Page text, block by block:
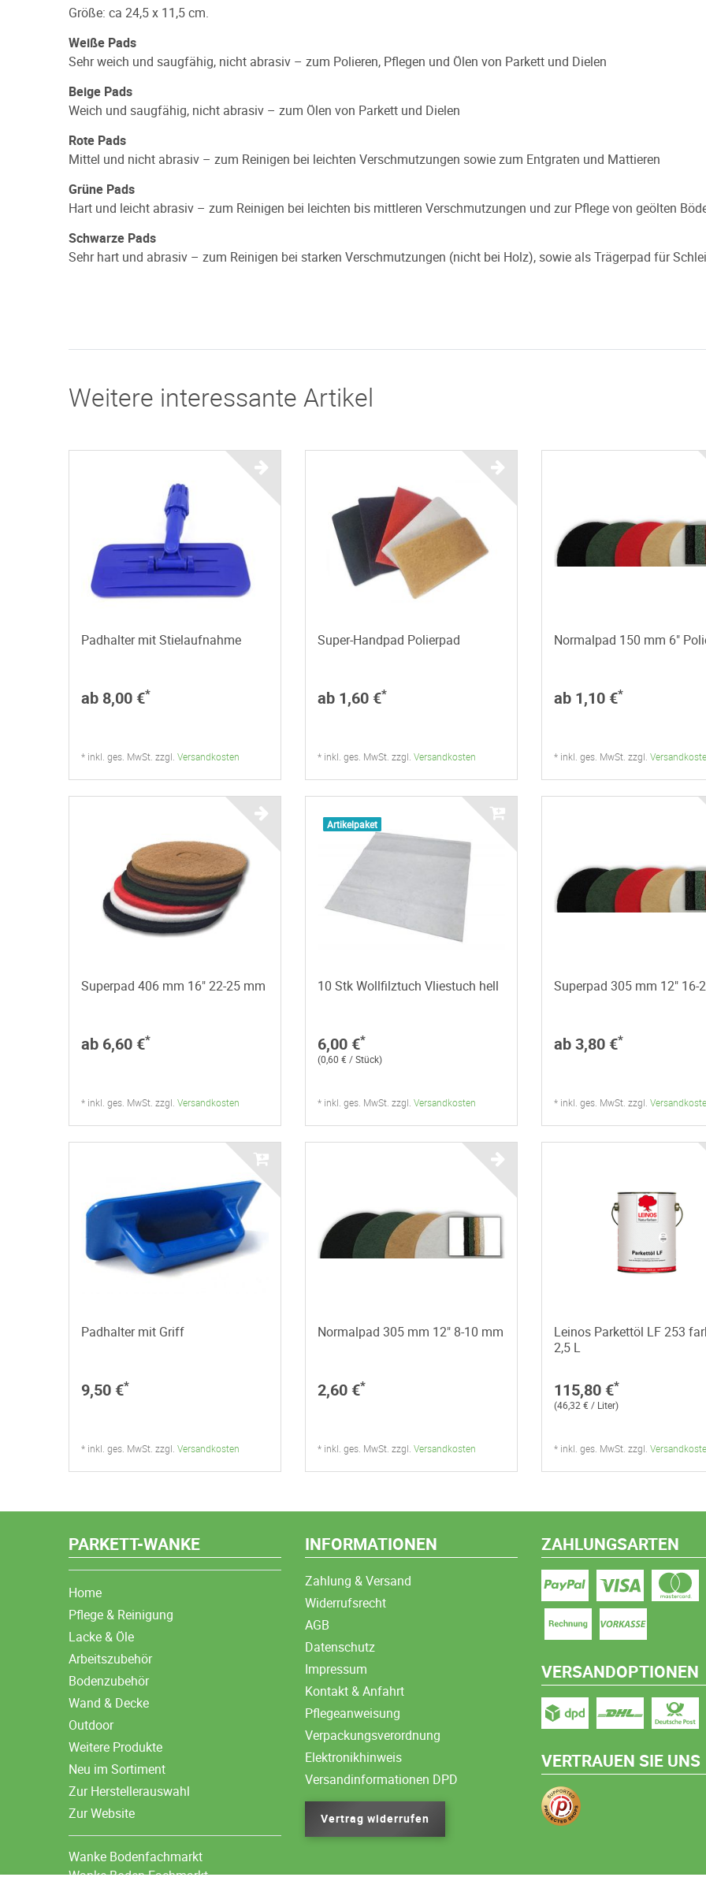
Größe: ca 24,5 x 11,5 cm.
Weiße Pads
Sehr weich und saugfähig, nicht abrasiv – zum Polieren, Pflegen und Ölen von Parkett und Dielen
Beige Pads
Weich und saugfähig, nicht abrasiv – zum Ölen von Parkett und Dielen
Rote Pads
Mittel und nicht abrasiv – zum Reinigen bei leichten Verschmutzungen sowie zum Entgraten und Mattieren
Grüne Pads
Hart und leicht abrasiv – zum Reinigen bei leichten bis mittleren Verschmutzungen und zur Pflege von geölten
Schwarze Pads
Sehr hart und abrasiv – zum Reinigen bei starken Verschmutzungen (nicht bei Holz), sowie als Trägerpad für
Weitere interessante Artikel
Padhalter mit Stielaufnahme
ab 8,00 €*
* inkl. ges. MwSt. zzgl. Versandkosten
Super-Handpad Polierpad
ab 1,60 €*
* inkl. ges. MwSt. zzgl. Versandkosten
Normalpad 150 mm 6"
ab 1,10 €*
* inkl. ges. MwSt. zzgl.
Superpad 406 mm 16" 22-25 mm
ab 6,60 €*
* inkl. ges. MwSt. zzgl. Versandkosten
Artikelpaket
10 Stk Wollfilztuch Vliestuch hell
6,00 €*
(0,60 € / Stück)
* inkl. ges. MwSt. zzgl. Versandkosten
Superpad 305 mm 12" 16-
ab 3,80 €*
* inkl. ges. MwSt. zzgl.
Padhalter mit Griff
9,50 €*
* inkl. ges. MwSt. zzgl. Versandkosten
Normalpad 305 mm 12" 8-10 mm
2,60 €*
* inkl. ges. MwSt. zzgl. Versandkosten
Leinos Parkettöl LF 253
2,5 L
115,80 €*
(46,32 € / Liter)
* inkl. ges. MwSt. zzgl.
PARKETT-WANKE
Home
Pflege & Reinigung
Lacke & Öle
Arbeitszubehör
Bodenzubehör
Wand & Decke
Outdoor
Weitere Produkte
Neu im Sortiment
Zur Herstellerauswahl
Zur Website
Wanke Bodenfachmarkt
INFORMATIONEN
Zahlung & Versand
Widerrufsrecht
AGB
Datenschutz
Impressum
Kontakt & Anfahrt
Pflegeanweisung
Verpackungsverordnung
Elektronikhinweis
Versandinformationen DPD
Vertrag widerrufen
ZAHLUNGSARTEN
VERSANDOPTIONEN
VERTRAUEN SIE UNS